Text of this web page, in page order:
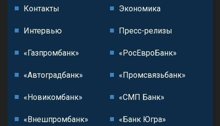
Контакты Экономика
Интервью Пресс-релизы
«Газпромбанк» «РосЕвроБанк»
«Автоградбанк» «Промсвязьбанк»
«Новикомбанк» «СМП Банк»
«Внешпромбанк» «Банк Югра»